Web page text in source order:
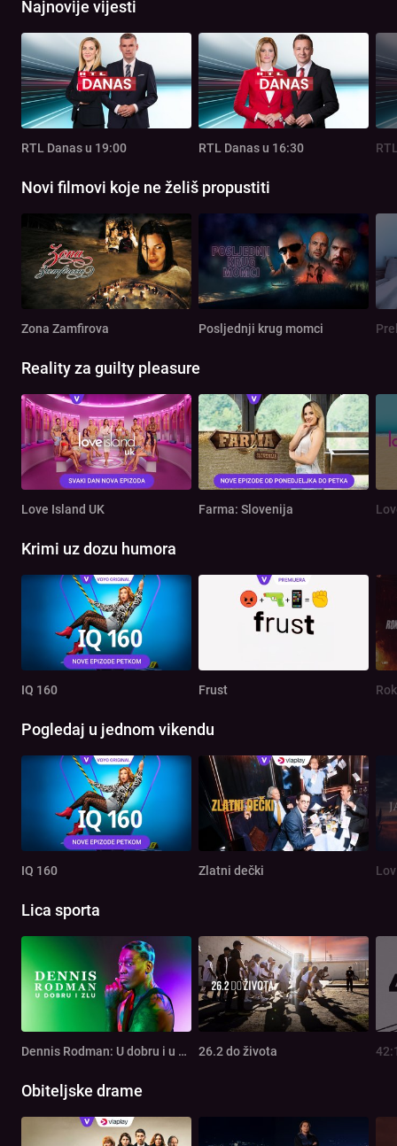
Najnovije vijesti
RTL Danas u 19:00 RTL Danas u 16:30
Novi filmovi koje ne želiš propustiti
Zona Zamfirova Posljednji krug momci
Reality za guilty pleasure
Love Island UK Farma: Slovenija
Krimi uz dozu humora
IQ 160 Frust
Pogledaj u jednom vikendu
IQ 160 Zlatni dečki
Lica sporta
Dennis Rodman: U dobru i u zlu 26.2 do života
Obiteljske drame